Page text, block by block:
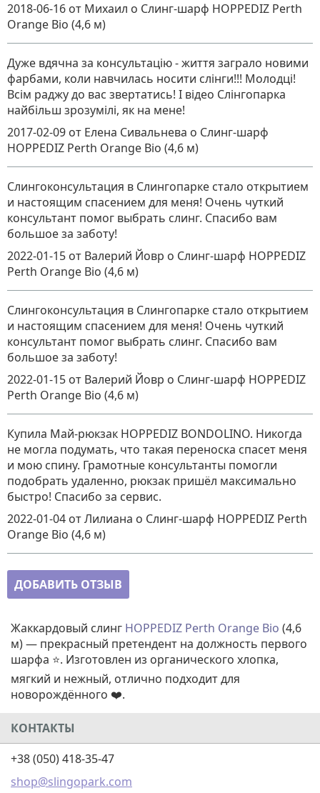
2018-06-16 от Михаил о Слинг-шарф HOPPEDIZ Perth
Orange Bio (4,6 м)
Дуже вдячна за консультацію - життя заграло новими
фарбами, коли навчилась носити слінги!!! Молодці!
Всім раджу до вас звертатись! І відео Слінгопарка
найбільш зрозумілі, як на мене!
2017-02-09 от Елена Сивальнева о Слинг-шарф
HOPPEDIZ Perth Orange Bio (4,6 м)
Слингоконсультация в Слингопарке стало открытием
и настоящим спасением для меня! Очень чуткий
консультант помог выбрать слинг. Спасибо вам
большое за заботу!
2022-01-15 от Валерий Йовр о Слинг-шарф HOPPEDIZ
Perth Orange Bio (4,6 м)
Слингоконсультация в Слингопарке стало открытием
и настоящим спасением для меня! Очень чуткий
консультант помог выбрать слинг. Спасибо вам
большое за заботу!
2022-01-15 от Валерий Йовр о Слинг-шарф HOPPEDIZ
Perth Orange Bio (4,6 м)
Купила Май-рюкзак HOPPEDIZ BONDOLINO. Никогда
не могла подумать, что такая переноска спасет меня
и мою спину. Грамотные консультанты помогли
подобрать удаленно, рюкзак пришёл максимально
быстро! Спасибо за сервис.
2022-01-04 от Лилиана о Слинг-шарф HOPPEDIZ Perth
Orange Bio (4,6 м)
ДОБАВИТЬ ОТЗЫВ
Жаккардовый слинг HOPPEDIZ Perth Orange Bio (4,6
м) — прекрасный претендент на должность первого
шарфа ⭐. Изготовлен из органического хлопка,
мягкий и нежный, отлично подходит для
новорождённого ❤️.
КОНТАКТЫ
+38 (050) 418-35-47
shop@slingopark.com